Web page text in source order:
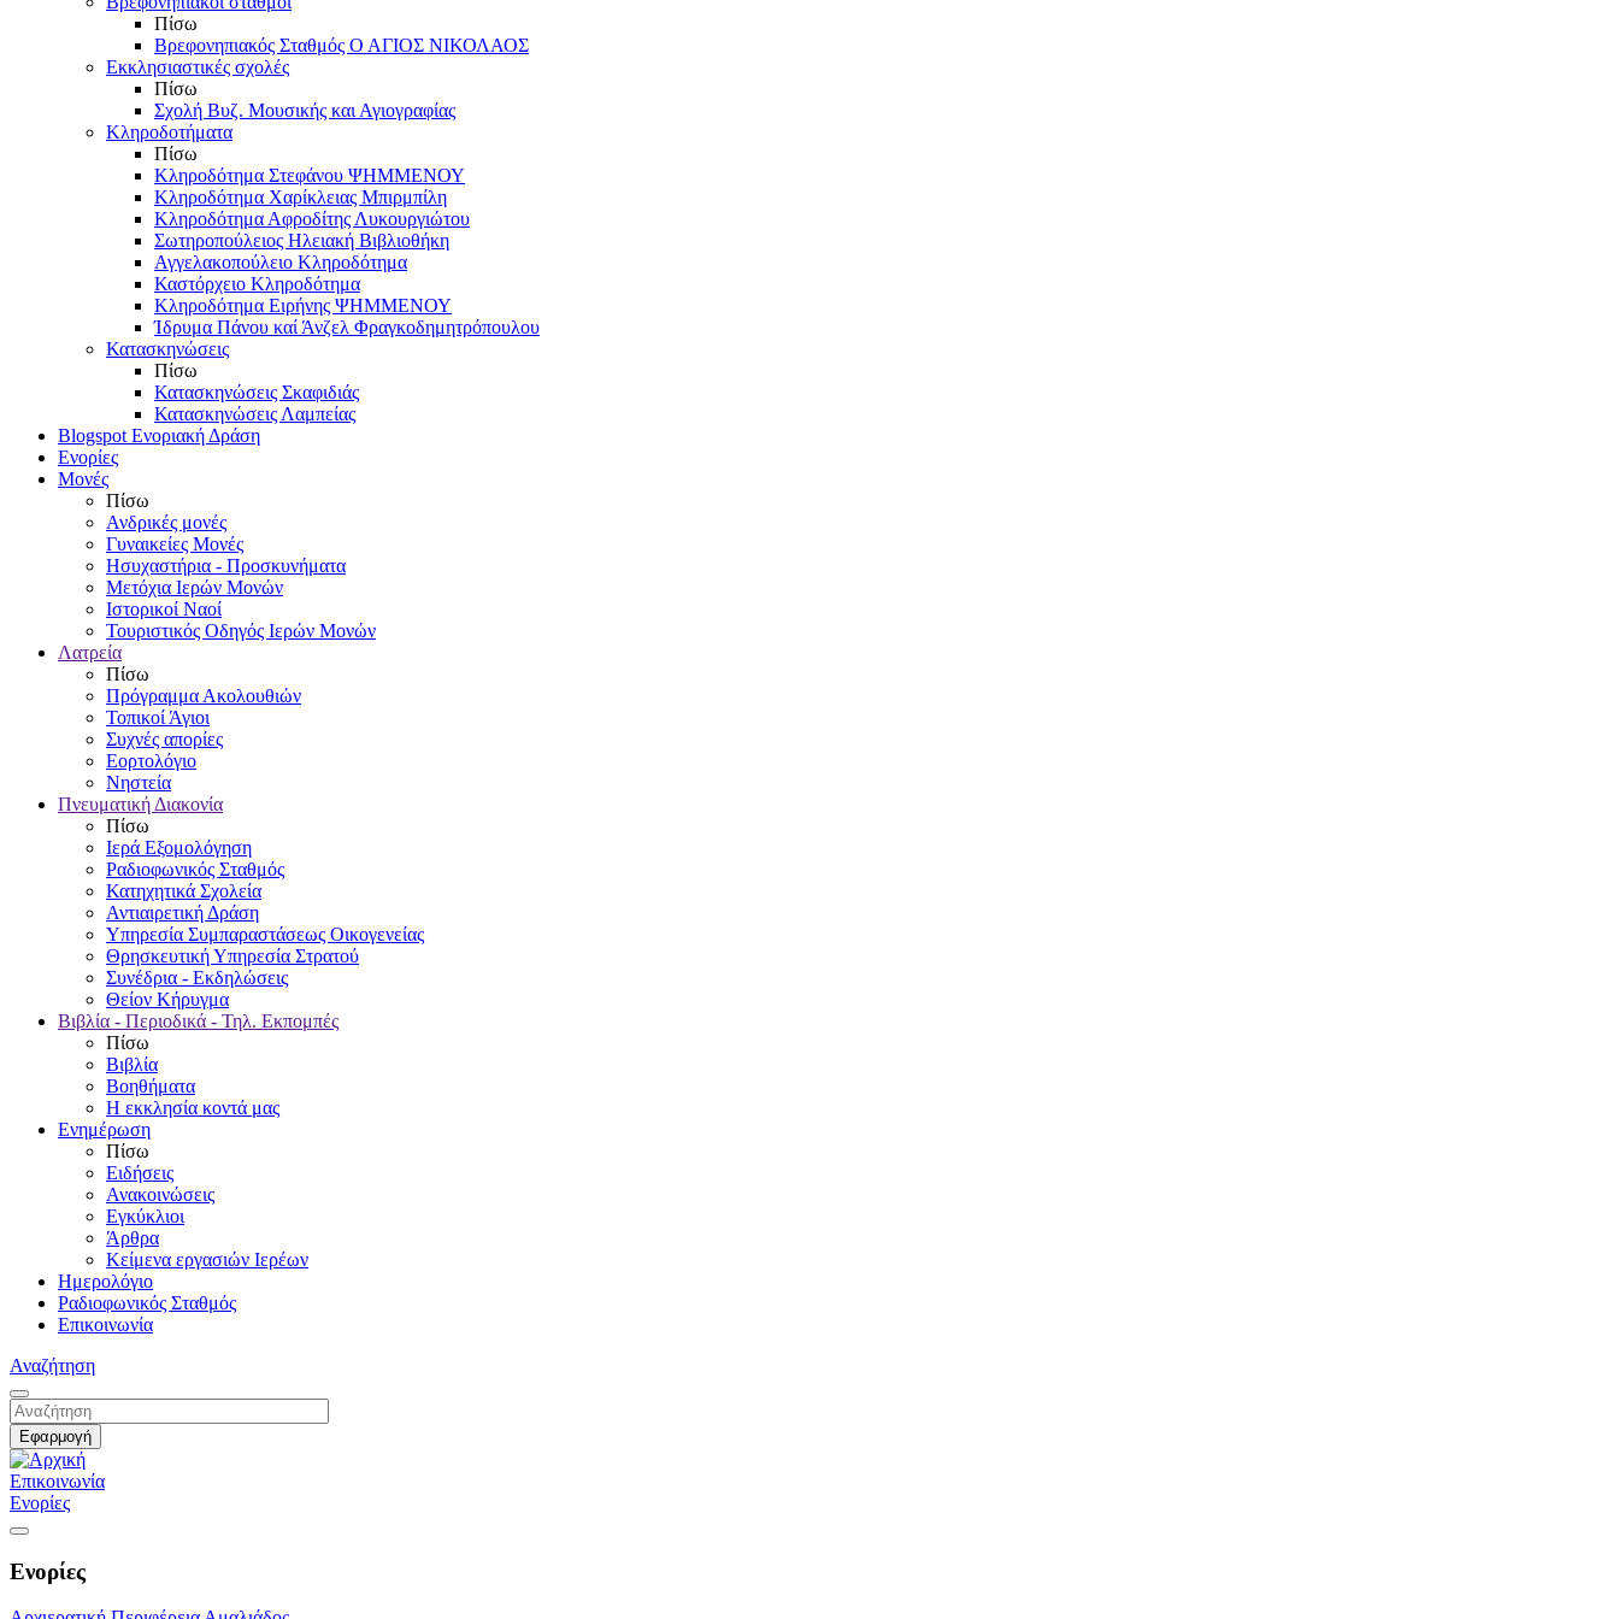
Πίσω
Βρεφονηπιακός Σταθμός Ο ΑΓΙΟΣ ΝΙΚΟΛΑΟΣ
Εκκλησιαστικές σχολές
Πίσω
Σχολή Βυζ. Μουσικής και Αγιογραφίας
Κληροδοτήματα
Πίσω
Κληροδότημα Στεφάνου ΨΗΜΜΕΝΟΥ
Κληροδότημα Χαρίκλειας Μπιρμπίλη
Κληροδότημα Αφροδίτης Λυκουργιώτου
Σωτηροπούλειος Ηλειακή Βιβλιοθήκη
Αγγελακοπούλειο Κληροδότημα
Καστόρχειο Κληροδότημα
Κληροδότημα Ειρήνης ΨΗΜΜΕΝΟΥ
Ίδρυμα Πάνου καί Άνζελ Φραγκοδημητρόπουλου
Κατασκηνώσεις
Πίσω
Κατασκηνώσεις Σκαφιδιάς
Κατασκηνώσεις Λαμπείας
Blogspot Ενοριακή Δράση
Ενορίες
Μονές
Πίσω
Ανδρικές μονές
Γυναικείες Μονές
Ησυχαστήρια - Προσκυνήματα
Μετόχια Ιερών Μονών
Ιστορικοί Ναοί
Τουριστικός Οδηγός Ιερών Μονών
Λατρεία
Πίσω
Πρόγραμμα Ακολουθιών
Τοπικοί Άγιοι
Συχνές απορίες
Εορτολόγιο
Νηστεία
Πνευματική Διακονία
Πίσω
Ιερά Εξομολόγηση
Ραδιοφωνικός Σταθμός
Κατηχητικά Σχολεία
Αντιαιρετική Δράση
Υπηρεσία Συμπαραστάσεως Οικογενείας
Θρησκευτική Υπηρεσία Στρατού
Συνέδρια - Εκδηλώσεις
Θείον Κήρυγμα
Βιβλία - Περιοδικά - Τηλ. Εκπομπές
Πίσω
Βιβλία
Βοηθήματα
Η εκκλησία κοντά μας
Ενημέρωση
Πίσω
Ειδήσεις
Ανακοινώσεις
Εγκύκλιοι
Άρθρα
Κείμενα εργασιών Ιερέων
Ημερολόγιο
Ραδιοφωνικός Σταθμός
Επικοινωνία
Αναζήτηση
Επικοινωνία
Ενορίες
Ενορίες